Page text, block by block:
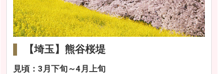
【埼玉】熊谷桜堤
見頃：3月下旬～4月上旬